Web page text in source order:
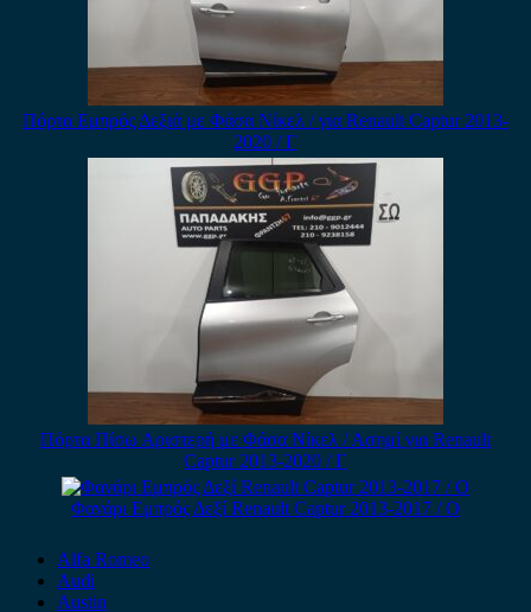
Πόρτα Εμπρός Δεξιά με Φάσα Νίκελ / για Renault Captur 2013-
2020 / Γ
Πόρτα Πίσω Αριστερή με Φάσα Νίκελ / Ασημί για Renault
Captur 2013-2020 / Γ
Φανάρι Εμπρός Δεξί Renault Captur 2013-2017 / Ο
Alfa Romeo
Audi
Austin